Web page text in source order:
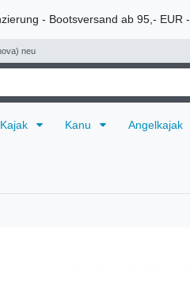
- Bootsversand ab 95,- EUR -
neu
Kajak Kanu Angelkajak